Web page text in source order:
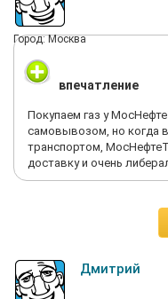
Город: Москва
впечатление
Покупаем газ у
самовывозом, но когда
транспортом,
доставку и очень
Дмитрий